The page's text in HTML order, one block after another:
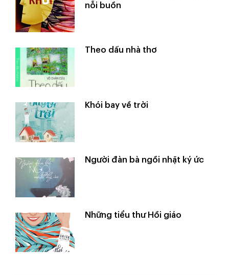
nỗi buồn
Theo dấu nhà thơ
Khói bay về trời
Người đàn bà ngồi nhặt ký ức
Những tiểu thư Hồi giáo